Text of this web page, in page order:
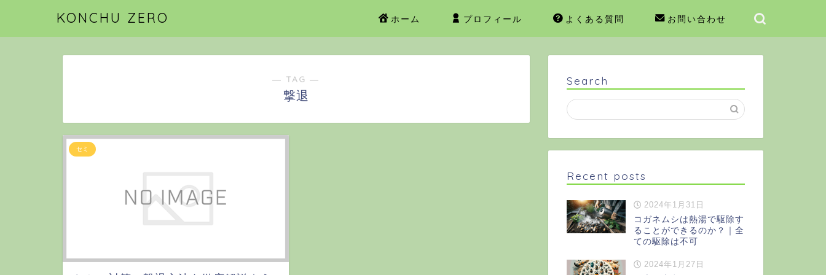
KONCHU ZERO ホーム プロフィール よくある質問 お問い合わせ
― TAG ―
撃退
セミ
Search
Recent posts
2024年1月31日
コガネムシは熱湯で駆除す
ることができるのか？｜全
ての駆除は不可
2024年1月27日